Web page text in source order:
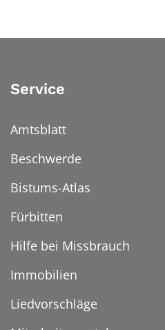
Service
Amtsblatt
Beschwerde
Bistums-Atlas
Fürbitten
Hilfe bei Missbrauch
Immobilien
Liedvorschläge